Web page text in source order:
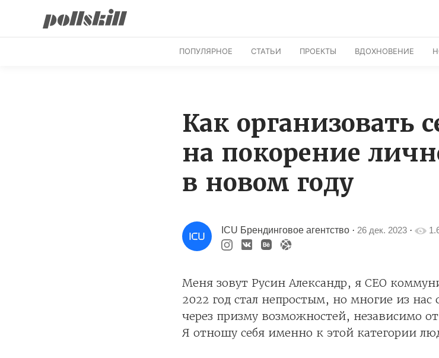
ПОПУЛЯРНОЕ СТАТЬИ ПРОЕКТЫ ВДОХНОВЕНИЕ
Как организовать
на покорение
в новом году
ICU Брендинговое агентство· 26 дек. 2023·
Меня зовут Русин Александр, я CEO
2022 год стал непростым, но многие из
через призму возможностей, независимо
Я отношу себя именно к этой категории